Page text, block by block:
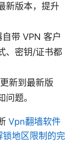
新版本，提升
带 VPN 客户
、密钥/证书都
新到最新版
题。
Vpn翻墙软件
地区限制的完